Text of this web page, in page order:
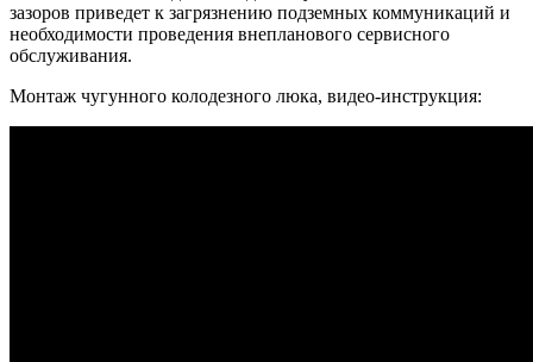
зазоров приведет к загрязнению подземных коммуникаций и
необходимости проведения внепланового сервисного
обслуживания.
Монтаж чугунного колодезного люка, видео-инструкция: